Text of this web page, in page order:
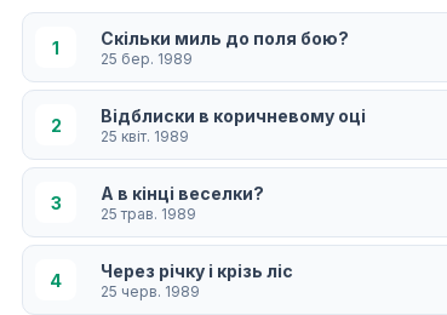
1 Скільки миль до поля бою?
25 бер. 1989
2 Відблиски в коричневому оці
25 квіт. 1989
3 А в кінці веселки?
25 трав. 1989
4 Через річку і крізь ліс
25 черв. 1989